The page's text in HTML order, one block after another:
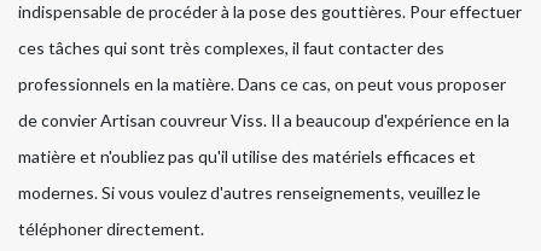
indispensable de procéder à la pose des gouttières. Pour effectuer
ces tâches qui sont très complexes, il faut contacter des
professionnels en la matière. Dans ce cas, on peut vous proposer
de convier Artisan couvreur Viss. Il a beaucoup d'expérience en la
matière et n'oubliez pas qu'il utilise des matériels efficaces et
modernes. Si vous voulez d'autres renseignements, veuillez le
téléphoner directement.